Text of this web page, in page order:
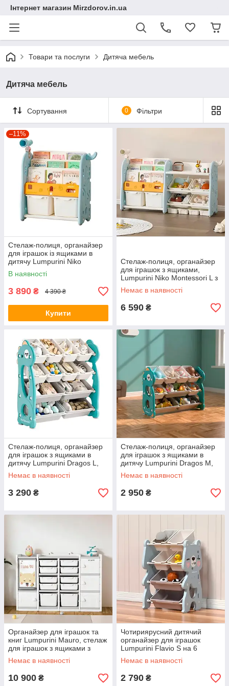
Інтернет магазин Mirzdorov.in.ua
Товари та послуги Дитяча мебель
Дитяча мебель
Сортування 0 Фільтри
–11%
Стелаж-полиця, органайзер
для іграшок із ящиками в
дитячу Lumpurini Niko
Montessori М, стелаж, Doctor
101
В наявності
3 890 ₴ 4 390 ₴
Купити
Стелаж-полиця, органайзер
для іграшок з ящиками,
Lumpurini Niko Montessori L з
контейнерами на 10
контейнерів
Немає в наявності
6 590 ₴
Стелаж-полиця, органайзер
для іграшок з ящиками в
дитячу Lumpurini Dragos L,
стелаж з 12 контейнерами,
(101)
Немає в наявності
3 290 ₴
Стелаж-полиця, органайзер
для іграшок з ящиками в
дитячу Lumpurini Dragos М,
стелаж з 9 контейнерами,
(101)
Немає в наявності
2 950 ₴
Органайзер для іграшок та
книг Lumpurini Mauro, стелаж
для іграшок з ящиками з
дошкою для малювання в
дитячу
Немає в наявності
10 900 ₴
Чотириярусний дитячий
органайзер для іграшок
Lumpurini Flavio S на 6
контейнерів. Компактний
стелаж для іграшок та речей
Немає в наявності
2 790 ₴